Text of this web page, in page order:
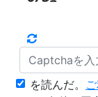
を読んだ。